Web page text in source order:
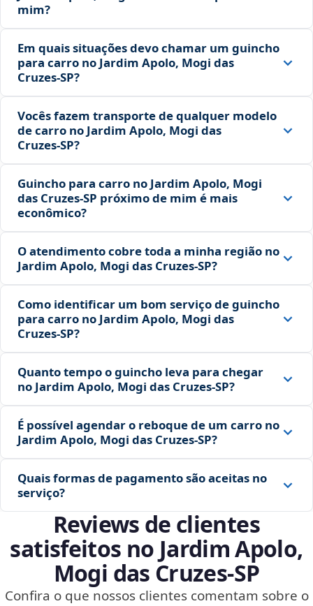
mim?
Em quais situações devo chamar um guincho
para carro no Jardim Apolo, Mogi das
Cruzes‑SP?
Vocês fazem transporte de qualquer modelo
de carro no Jardim Apolo, Mogi das
Cruzes‑SP?
Guincho para carro no Jardim Apolo, Mogi
das Cruzes‑SP próximo de mim é mais
econômico?
O atendimento cobre toda a minha região no
Jardim Apolo, Mogi das Cruzes‑SP?
Como identificar um bom serviço de guincho
para carro no Jardim Apolo, Mogi das
Cruzes‑SP?
Quanto tempo o guincho leva para chegar
no Jardim Apolo, Mogi das Cruzes‑SP?
É possível agendar o reboque de um carro no
Jardim Apolo, Mogi das Cruzes‑SP?
Quais formas de pagamento são aceitas no
serviço?
Reviews de clientes
satisfeitos no Jardim Apolo,
Mogi das Cruzes‑SP
Confira o que nossos clientes comentam sobre o